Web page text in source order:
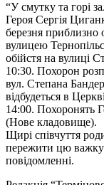
“У смутку та горі
Героя Сергія
березня приблизно
вулицею
обійстя на вулиці
10:30. Похорон
вул. Степана
відбудеться в
14:00. Похоронять
(Нове кладовище).
Щирі співчуття
пережити цю важку
повідомленні.